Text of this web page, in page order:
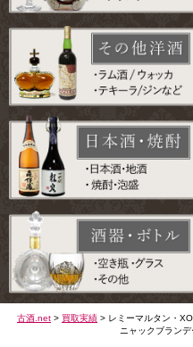
古酒.net > 買取実績 > レミーマルタン・
ニャックブラン